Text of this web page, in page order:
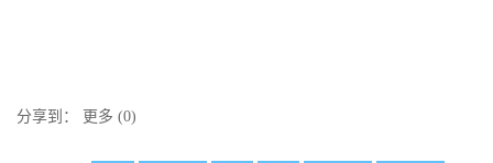
分享到： 更多 (0)